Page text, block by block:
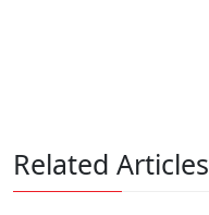
Related Articles